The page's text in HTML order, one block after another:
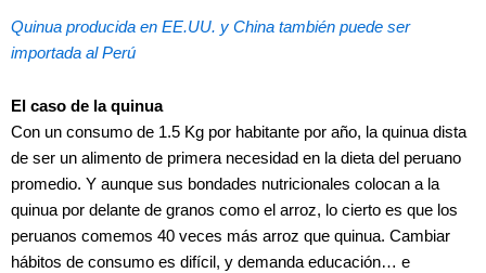
Quinua producida en EE.UU. y China también puede ser
importada al Perú
El caso de la quinua
Con un consumo de 1.5 Kg por habitante por año, la quinua dista
de ser un alimento de primera necesidad en la dieta del peruano
promedio. Y aunque sus bondades nutricionales colocan a la
quinua por delante de granos como el arroz, lo cierto es que los
peruanos comemos 40 veces más arroz que quinua. Cambiar
hábitos de consumo es difícil, y demanda educación… e